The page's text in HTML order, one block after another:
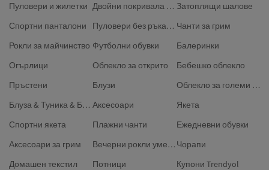
Пуловери и жилетки
Двойни покривала за завивки Затоплящи шалове
Спортни панталони
Пуловери без ръкави размер Плюс Чанти за грим
Рокли за майчинство Футболни обувки
Балеринки
Огърлици
Облекло за открито
Бебешко облекло
Пръстени
Блузи
Облекло за големи размери
Блуза & Туника & Бюстие Аксесоари
Якета
Спортни якета
Плажни чанти
Ежедневни обувки
Аксесоари за грим
Вечерни рокли умерен стил Чорапи
Домашен текстил
Потници Купони Trendyol